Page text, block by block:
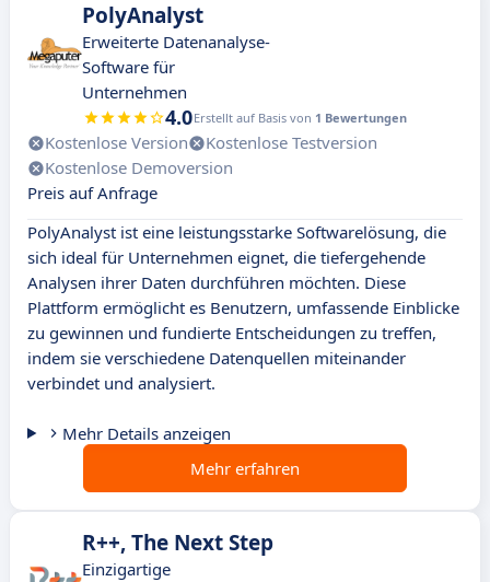
PolyAnalyst
Erweiterte Datenanalyse-
Software für
Unternehmen
4.0Erstellt auf Basis von 1 Bewertungen
Kostenlose Version
Kostenlose Testversion
Kostenlose Demoversion
Preis auf Anfrage
PolyAnalyst ist eine leistungsstarke Softwarelösung, die
sich ideal für Unternehmen eignet, die tiefergehende
Analysen ihrer Daten durchführen möchten. Diese
Plattform ermöglicht es Benutzern, umfassende Einblicke
zu gewinnen und fundierte Entscheidungen zu treffen,
indem sie verschiedene Datenquellen miteinander
verbindet und analysiert.
Mehr Details anzeigen
Mehr erfahren
R++, The Next Step
Einzigartige